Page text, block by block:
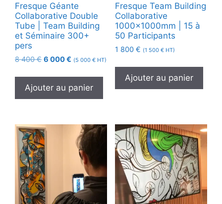
Fresque Géante
Collaborative Double
Tube | Team Building
et Séminaire 300+
pers
8 400€ Le
initial
était :
8
6 000€ Le
actuel
est :
6
(5 000 € HT)
Ajouter au panier
Fresque Team Building
Collaborative
1000x1000mm | 15 à
50 Participants
1 800 € (1 500 €HT)
Ajouter au panier